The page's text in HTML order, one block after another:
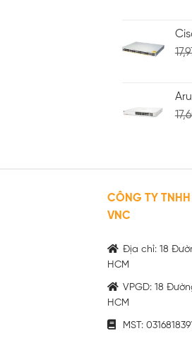
CÔNG TY
VNC
Địa chỉ: 18
HCM
VPGD: 18
HCM
MST: 0316818391